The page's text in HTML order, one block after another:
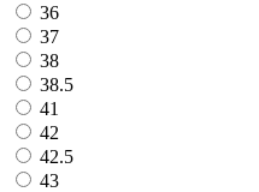
36
37
38
38.5
41
42
42.5
43